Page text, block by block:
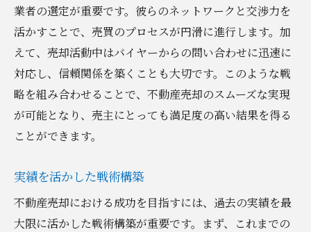
業者の選定が重要です。彼らのネットワークと交渉力を
活かすことで、売買のプロセスが円滑に進行します。加
えて、売却活動中はバイヤーからの問い合わせに迅速に
対応し、信頼関係を築くことも大切です。このような戦
略を組み合わせることで、不動産売却のスムーズな実現
が可能となり、売主にとっても満足度の高い結果を得る
ことができます。
実績を活かした戦術構築
不動産売却における成功を目指すには、過去の実績を最
大限に活かした戦術構築が重要です。まず、これまでの